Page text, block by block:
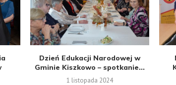
Dzień Edukacji Narodowej w
Gminie Kiszkowo – spotkanie...
1 listopada 2024